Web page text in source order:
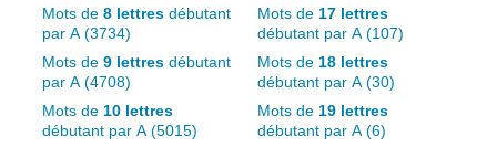
Mots de8 lettres débutant
par A (3734)
Mots de9 lettres débutant
par A (4708)
Mots de10 lettres
débutant par A (5015)
Mots de 17 lettres
débutant par A (107)
Mots de 18 lettres
débutant par A (30)
Mots de 19 lettres
débutant par A (6)